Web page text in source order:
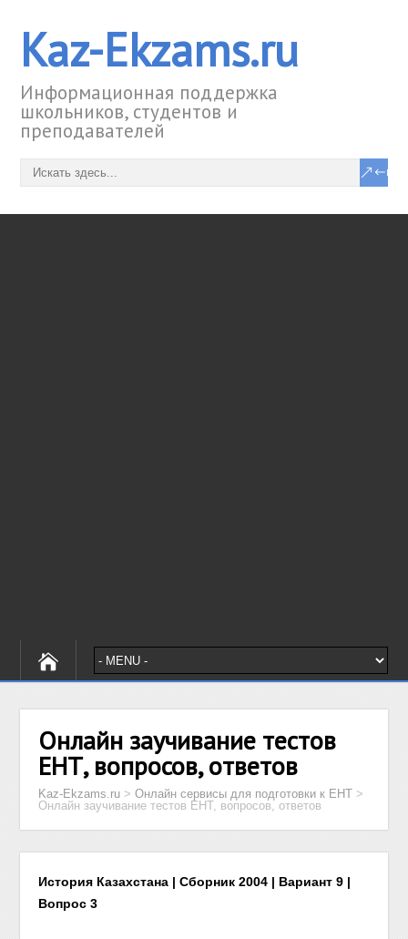
Kaz-Ekzams.ru
Информационная поддержка
школьников, студентов и
преподавателей
Онлайн заучивание тестов
ЕНТ, вопросов, ответов
Kaz-Ekzams.ru >Онлайн сервисы для подготовки к ЕНТ >
Онлайн заучивание тестов ЕНТ, вопросов, ответов
История Казахстана | Сборник 2004 | Вариант 9 |
Вопрос 3